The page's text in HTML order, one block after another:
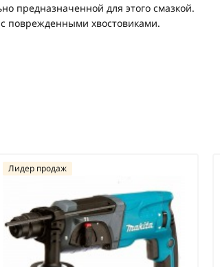
предназначенной для этого смазкой.
поврежденными хвостовиками.
Лидер продаж